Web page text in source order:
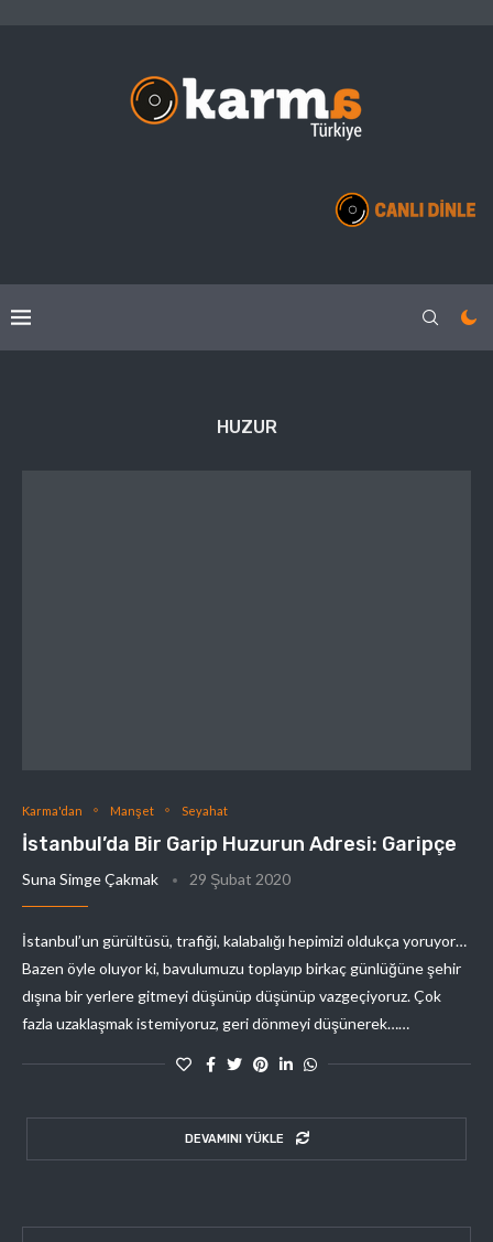
HUZUR
Karma'dan Manşet Seyahat
İstanbul’da Bir Garip Huzurun Adresi: Garipçe
Suna Simge Çakmak 29 Şubat 2020
İstanbul’un gürültüsü, trafiği, kalabalığı hepimizi oldukça yoruyor…
Bazen öyle oluyor ki, bavulumuzu toplayıp birkaç günlüğüne şehir
dışına bir yerlere gitmeyi düşünüp düşünüp vazgeçiyoruz. Çok
fazla uzaklaşmak istemiyoruz, geri dönmeyi düşünerek……
DEVAMINI YÜKLE